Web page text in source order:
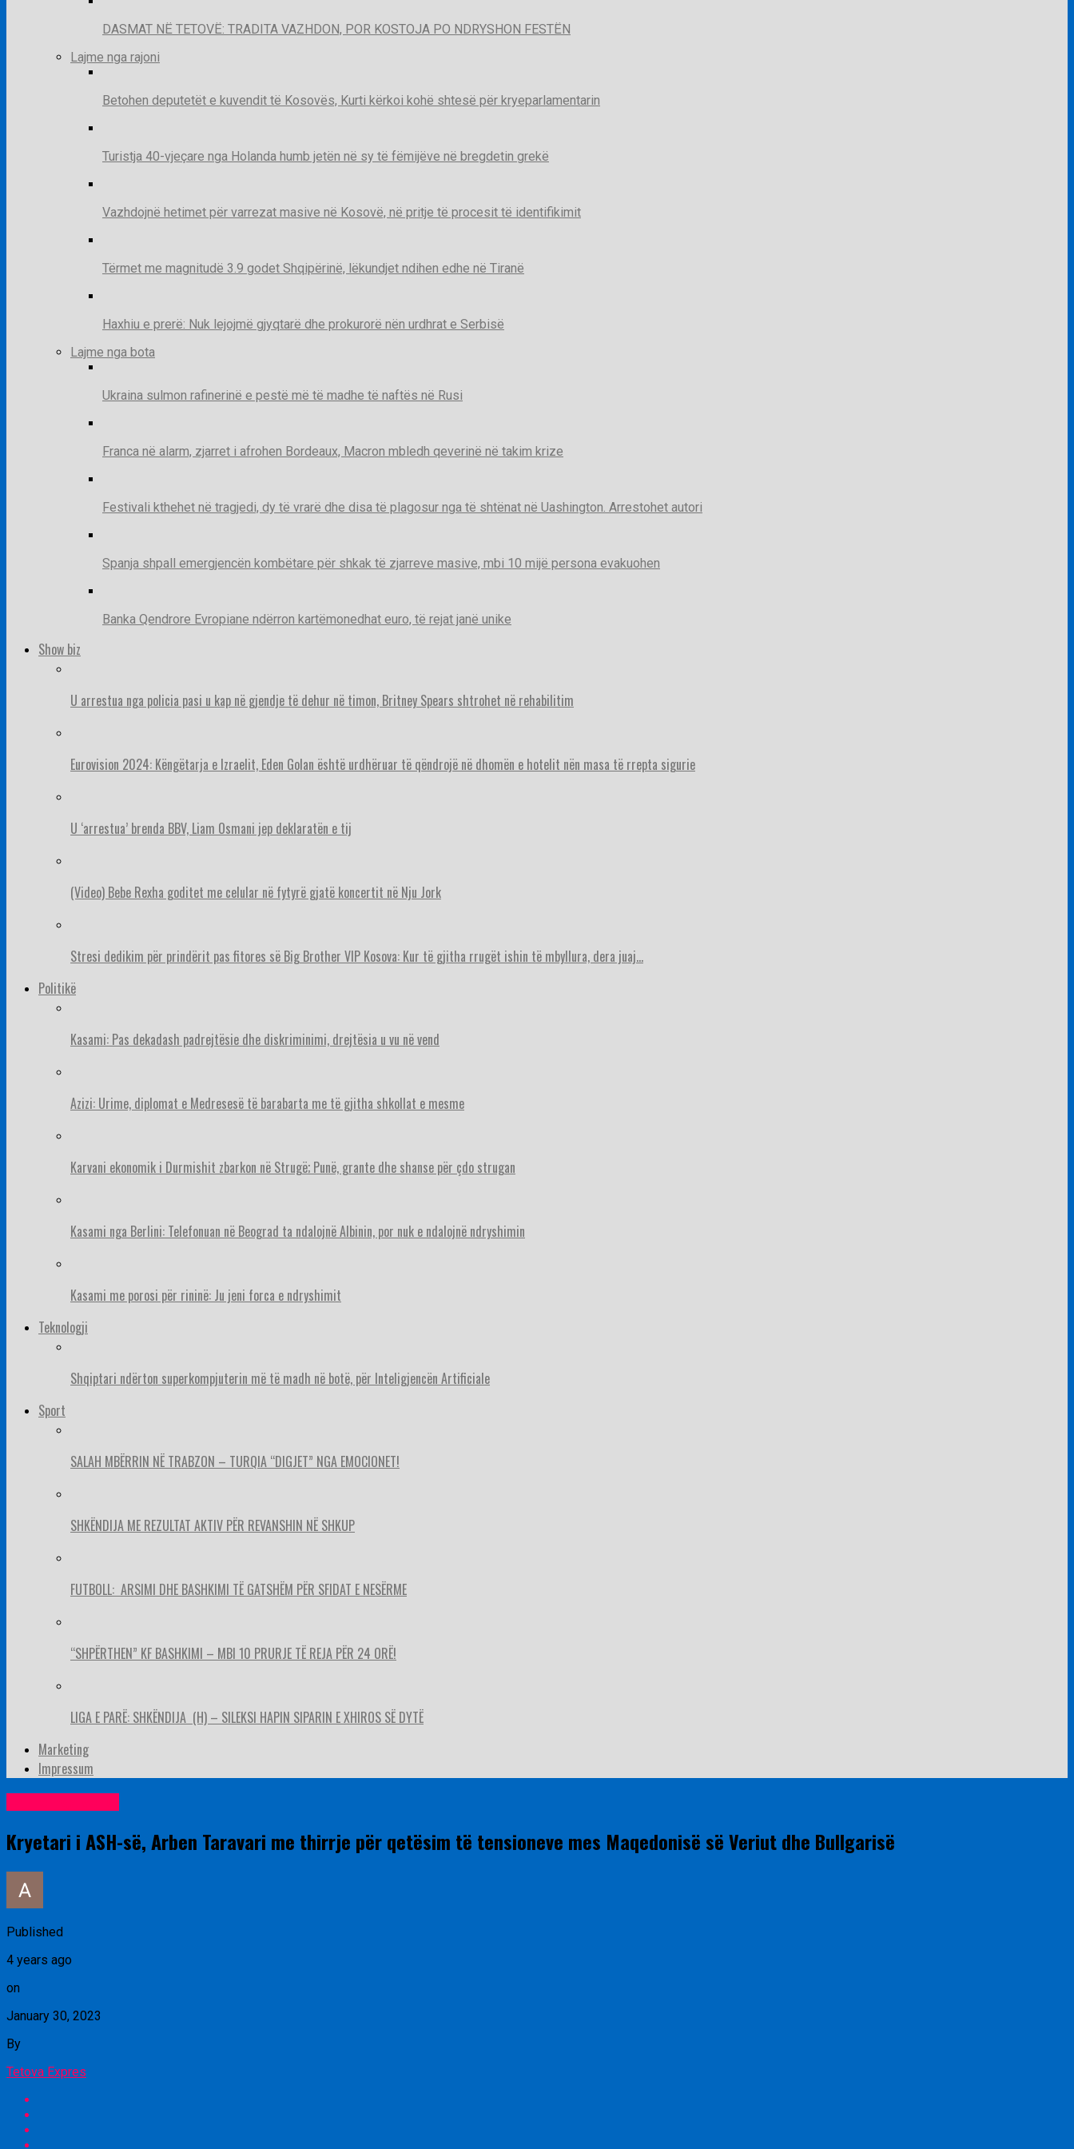
DASMAT NË TETOVË: TRADITA VAZHDON, POR KOSTOJA PO NDRYSHON FESTËN
Lajme nga rajoni
Betohen deputetët e kuvendit të Kosovës, Kurti kërkoi kohë shtesë për kryeparlamentarin
Turistja 40-vjeçare nga Holanda humb jetën në sy të fëmijëve në bregdetin grekë
Vazhdojnë hetimet për varrezat masive në Kosovë, në pritje të procesit të identifikimit
Tërmet me magnitudë 3.9 godet Shqipërinë, lëkundjet ndihen edhe në Tiranë
Haxhiu e prerë: Nuk lejojmë gjyqtarë dhe prokurorë nën urdhrat e Serbisë
Lajme nga bota
Ukraina sulmon rafinerinë e pestë më të madhe të naftës në Rusi
Franca në alarm, zjarret i afrohen Bordeaux, Macron mbledh qeverinë në takim krize
Festivali kthehet në tragjedi, dy të vrarë dhe disa të plagosur nga të shtënat në Uashington. Arrestohet autori
Spanja shpall emergjencën kombëtare për shkak të zjarreve masive, mbi 10 mijë persona evakuohen
Banka Qendrore Evropiane ndërron kartëmonedhat euro, të rejat janë unike
Show biz
U arrestua nga policia pasi u kap në gjendje të dehur në timon, Britney Spears shtrohet në rehabilitim
Eurovision 2024: Këngëtarja e Izraelit, Eden Golan është urdhëruar të qëndrojë në dhomën e hotelit nën masa të rrepta sigurie
U ‘arrestua’ brenda BBV, Liam Osmani jep deklaratën e tij
(Video) Bebe Rexha goditet me celular në fytyrë gjatë koncertit në Nju Jork
Stresi dedikim për prindërit pas fitores së Big Brother VIP Kosova: Kur të gjitha rrugët ishin të mbyllura, dera juaj…
Politikë
Kasami: Pas dekadash padrejtësie dhe diskriminimi, drejtësia u vu në vend
Azizi: Urime, diplomat e Medresesë të barabarta me të gjitha shkollat e mesme
Karvani ekonomik i Durmishit zbarkon në Strugë; Punë, grante dhe shanse për çdo strugan
Kasami nga Berlini: Telefonuan në Beograd ta ndalojnë Albinin, por nuk e ndalojnë ndryshimin
Kasami me porosi për rininë: Ju jeni forca e ndryshimit
Teknologji
Shqiptari ndërton superkompjuterin më të madh në botë, për Inteligjencën Artificiale
Sport
SALAH MBËRRIN NË TRABZON – TURQIA “DIGJET” NGA EMOCIONET!
SHKËNDIJA ME REZULTAT AKTIV PËR REVANSHIN NË SHKUP
FUTBOLL: ARSIMI DHE BASHKIMI TË GATSHËM PËR SFIDAT E NESËRME
“SHPËRTHEN” KF BASHKIMI – MBI 10 PRURJE TË REJA PËR 24 ORË!
LIGA E PARË: SHKËNDIJA (H) – SILEKSI HAPIN SIPARIN E XHIROS SË DYTË
Marketing
Impressum
Kryetari i ASH-së, Arben Taravari me thirrje për qetësim të tensioneve mes Maqedonisë së Veriut dhe Bullgarisë
Published
4 years ago
on
January 30, 2023
By
Tetova Expres